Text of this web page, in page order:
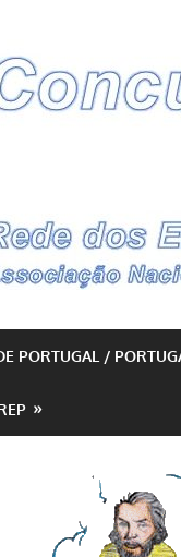
PORTUGAL /